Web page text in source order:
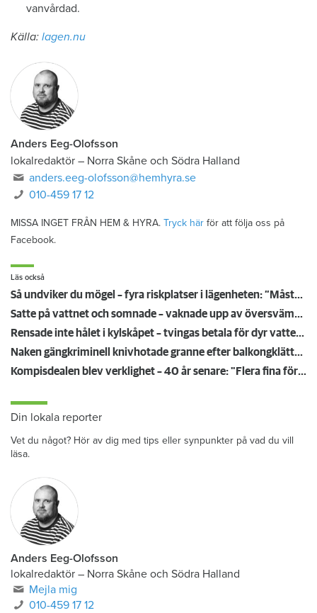
vanvårdad.
Källa: lagen.nu
Anders Eeg-Olofsson
lokalredaktör – Norra Skåne och Södra Halland
anders.eeg-olofsson@hemhyra.se
010-459 17 12
MISSA INGET FRÅN HEM & HYRA. Tryck här för att följa oss på
Facebook.
Läs också
Så undviker du mögel – fyra riskplatser i lägenheten: ”Måste städa bort”
Satte på vattnet och somnade – vaknade upp av översvämning hos grannen
Rensade inte hålet i kylskåpet – tvingas betala för dyr vattenskada
Naken gängkriminell knivhotade granne efter balkongklättring
Kompisdealen blev verklighet – 40 år senare: "Flera fina fördelar med att dela bostad"
Din lokala reporter
Vet du något? Hör av dig med tips eller synpunkter på vad du vill
läsa.
Anders Eeg-Olofsson
lokalredaktör – Norra Skåne och Södra Halland
Mejla mig
010-459 17 12